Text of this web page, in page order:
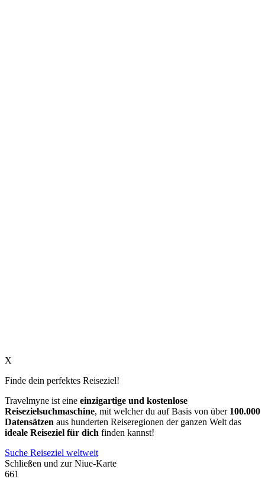
X
Finde dein perfektes Reiseziel!
Travelmyne ist eine einzigartige und kostenlose
Reisezielsuchmaschine, mit welcher du auf Basis von über 100.000
Datensätzen aus hunderten Reiseregionen der ganzen Welt das
ideale Reiseziel für dich finden kannst!
Suche Reiseziel weltweit
Schließen und zur Niue-Karte
661